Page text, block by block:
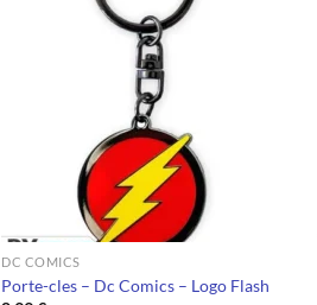
DC COMICS
Porte-cles – Dc Comics – Logo Flash